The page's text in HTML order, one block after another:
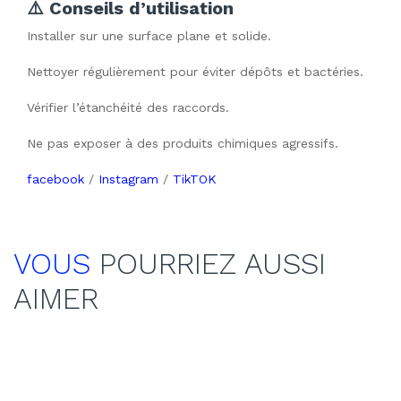
⚠️ Conseils d’utilisation
Installer sur une surface plane et solide.
Nettoyer régulièrement pour éviter dépôts et bactéries.
Vérifier l’étanchéité des raccords.
Ne pas exposer à des produits chimiques agressifs.
facebook / Instagram / TikTOK
VOUS POURRIEZ AUSSI
AIMER